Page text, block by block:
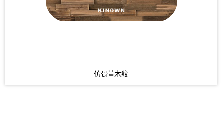
仿骨董木紋